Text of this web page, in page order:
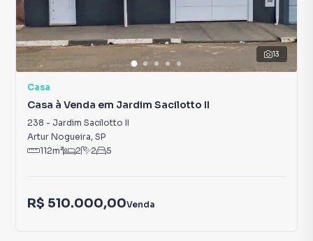
13
Casa
Casa à Venda em Jardim Sacilotto II
238 - Jardim Sacilotto II
Artur Nogueira, SP
112m² 2 2 5
R$ 510.000,00Venda